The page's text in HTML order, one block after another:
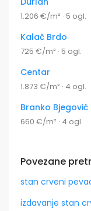
1.206 €/m² · 5 ogl.
Kalač Brdo
725 €/m² · 5 ogl.
Centar
1.873 €/m² · 4 ogl.
Branko Bjegović
660 €/m² · 4 ogl.
Povezane
stan crveni
izdavanje stan